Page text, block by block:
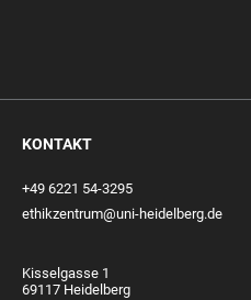
KONTAKT
+49 6221 54-3295
ethikzentrum@uni-heidelberg.de
Kisselgasse 1
69117 Heidelberg